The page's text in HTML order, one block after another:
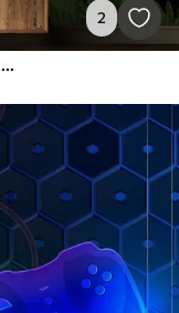
2
Fototapeten Muster mit tropischer grüner Palme, Taro und Bananenblättern